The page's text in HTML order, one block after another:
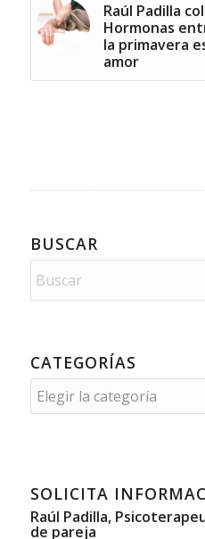
Raúl Padilla
Hormonas
la primavera
amor
BUSCAR
CATEGORÍAS
Categorías
SOLICITA
Raúl Padilla,
de pareja